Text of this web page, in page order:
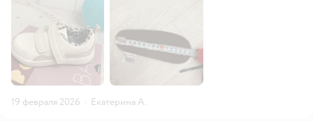
19 февраля 2026 · Екатерина А.